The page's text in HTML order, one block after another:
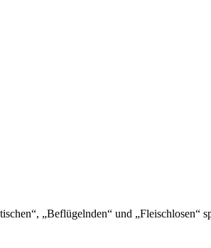
„Beflügelnden“ und „Fleischlosen“